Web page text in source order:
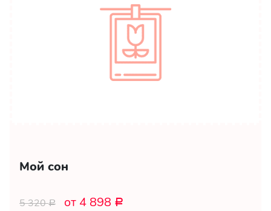
Мой сон
5 320Р от 4 898 Р